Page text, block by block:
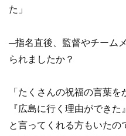
た」
─指名直後、監督やチーム
られましたか？
「たくさんの祝福の言葉
『広島に行く理由ができた
と言ってくれる方もいたの